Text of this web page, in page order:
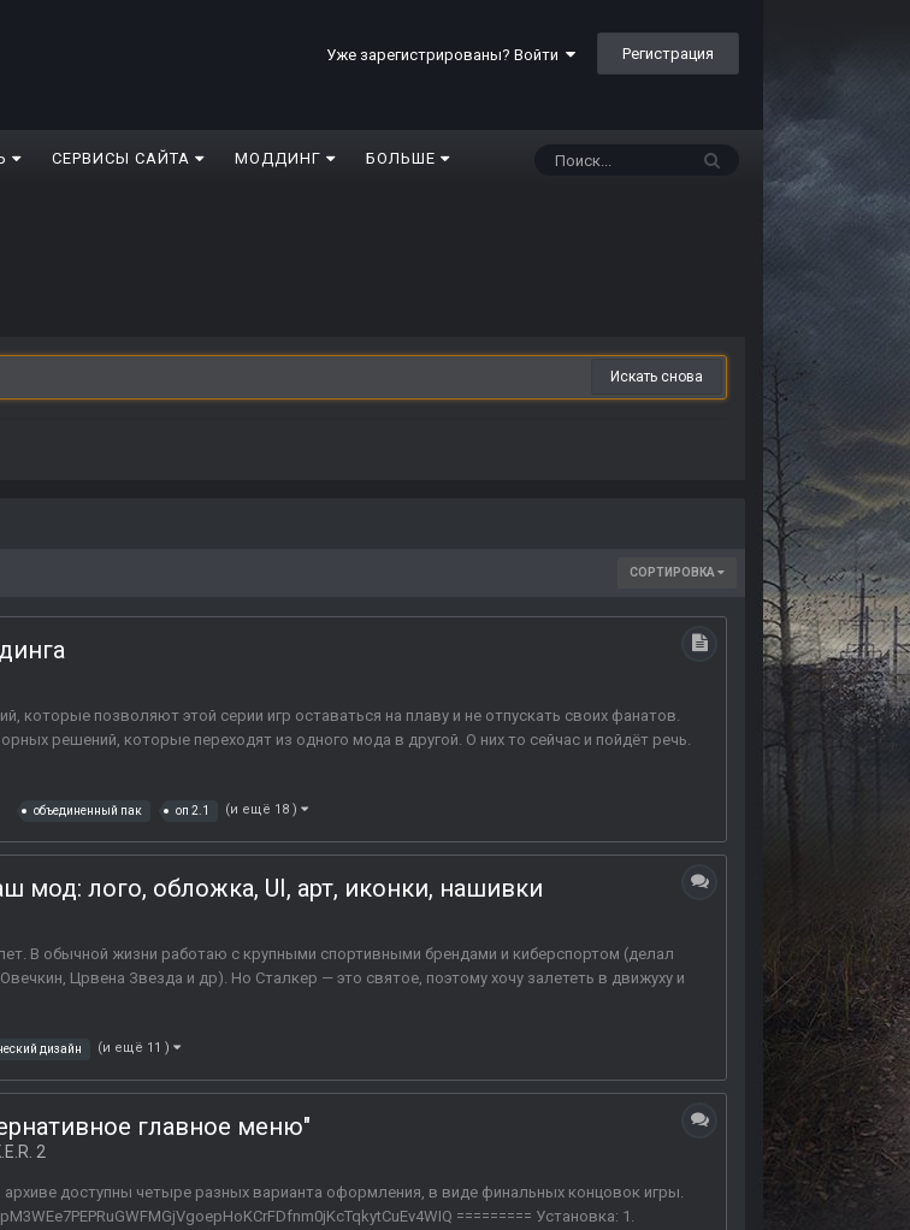
Уже зарегистрированы? Войти Регистрация
СЕРВИСЫ САЙТА МОДДИНГ БОЛЬШЕ
Искать снова
СОРТИРОВКА
которые позволяют этой серии игр оставаться на плаву и не отпускать своих фанатов.
решений, которые переходят из одного мода в другой. О них то сейчас и пойдёт речь.
объединенный пак оп 2.1 (и ещё 18 )
мод: лого, обложка, UI, арт, иконки, нашивки
В обычной жизни работаю с крупными спортивными брендами и киберспортом (делал
Црвена Звезда и др). Но Сталкер — это святое, поэтому хочу залететь в движуху и
дизайн (и ещё 11 )
главное меню"
2
доступны четыре разных варианта оформления, в виде финальных концовок игры.
========= Установка: 1.